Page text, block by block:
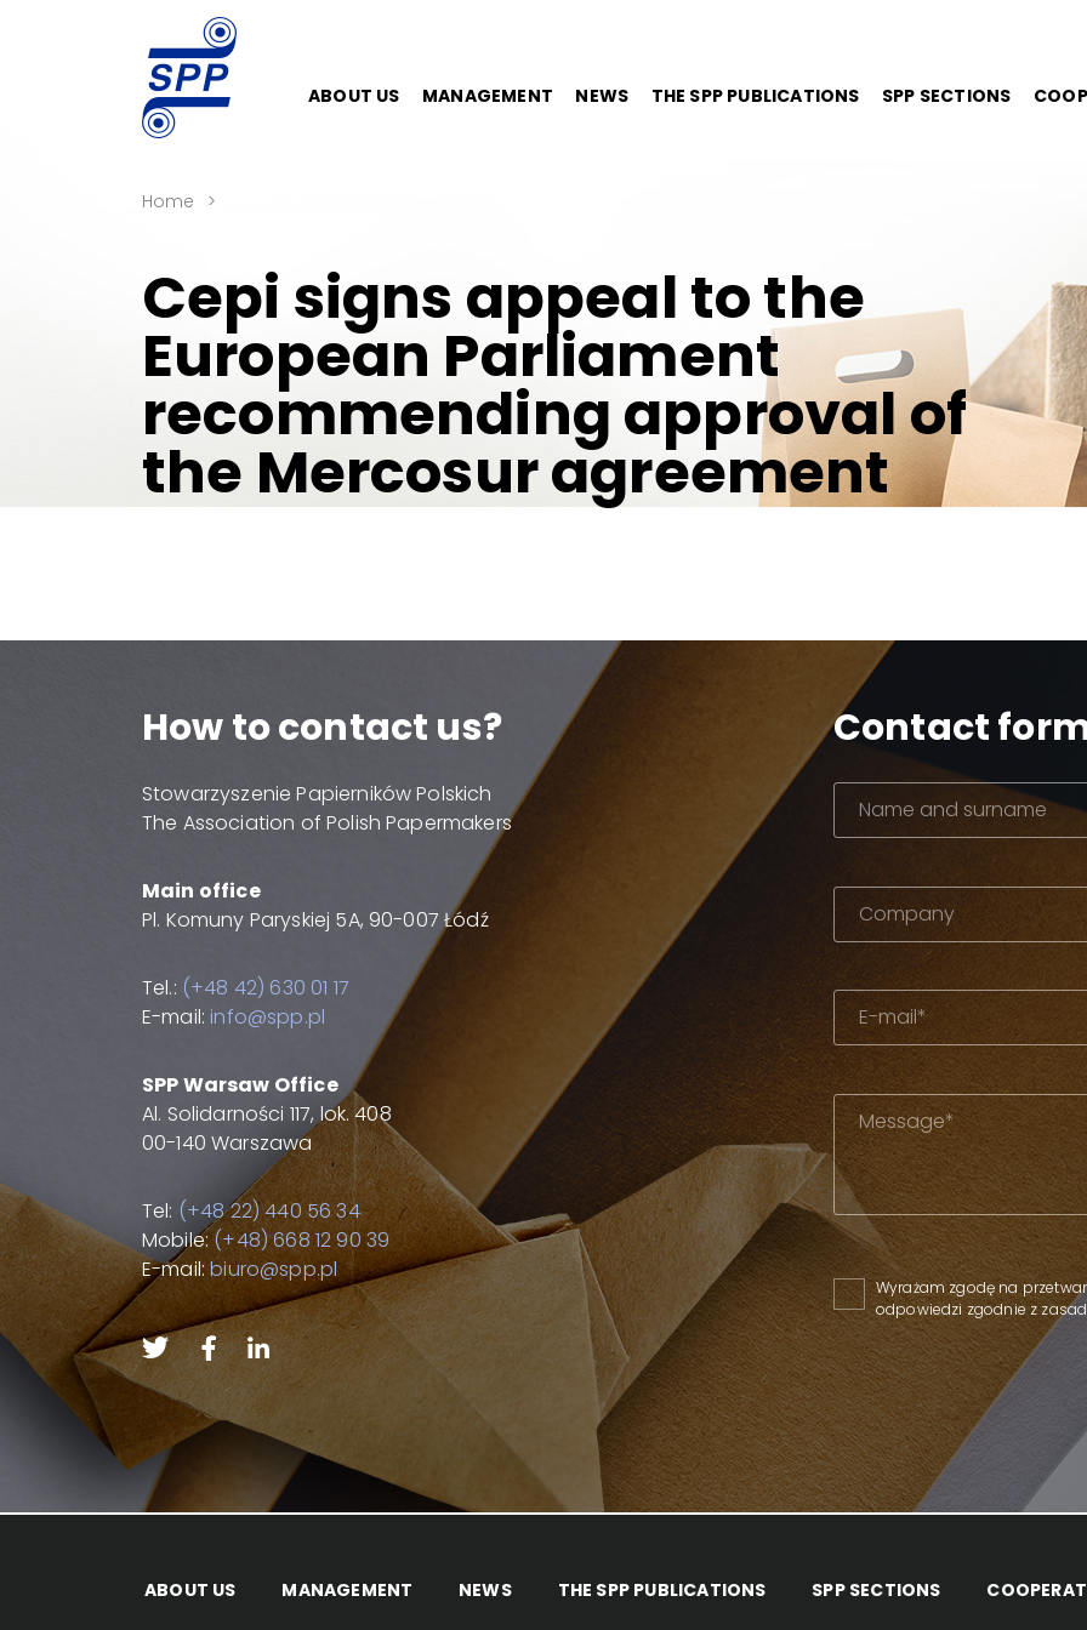
ABOUT US MANAGEMENT NEWS THE SPP PUBLICATIONS SPP SECTIONS
Home
Cepi signs appeal to the
European Parliament
recommending approval of
the Mercosur agreement
How to contact us?
Stowarzyszenie Papierników Polskich
The Association of Polish Papermakers
Main office
Pl. Komuny Paryskiej 5A, 90-007 Łódź
Tel.: (+48 42) 630 01 17
E-mail: info@spp.pl
SPP Warsaw Office
Al. Solidarności 117, lok. 408
00-140 Warszawa
Tel: (+48 22) 440 56 34
Mobile:(+48) 668 12 90 39
E-mail:biuro@spp.pl
Contact
Please leave this field empty.
Wyrażam zgodę na
odpowiedzi zgodnie z
ABOUT US MANAGEMENT NEWS THE SPP PUBLICATIONS SPP SECTIONS